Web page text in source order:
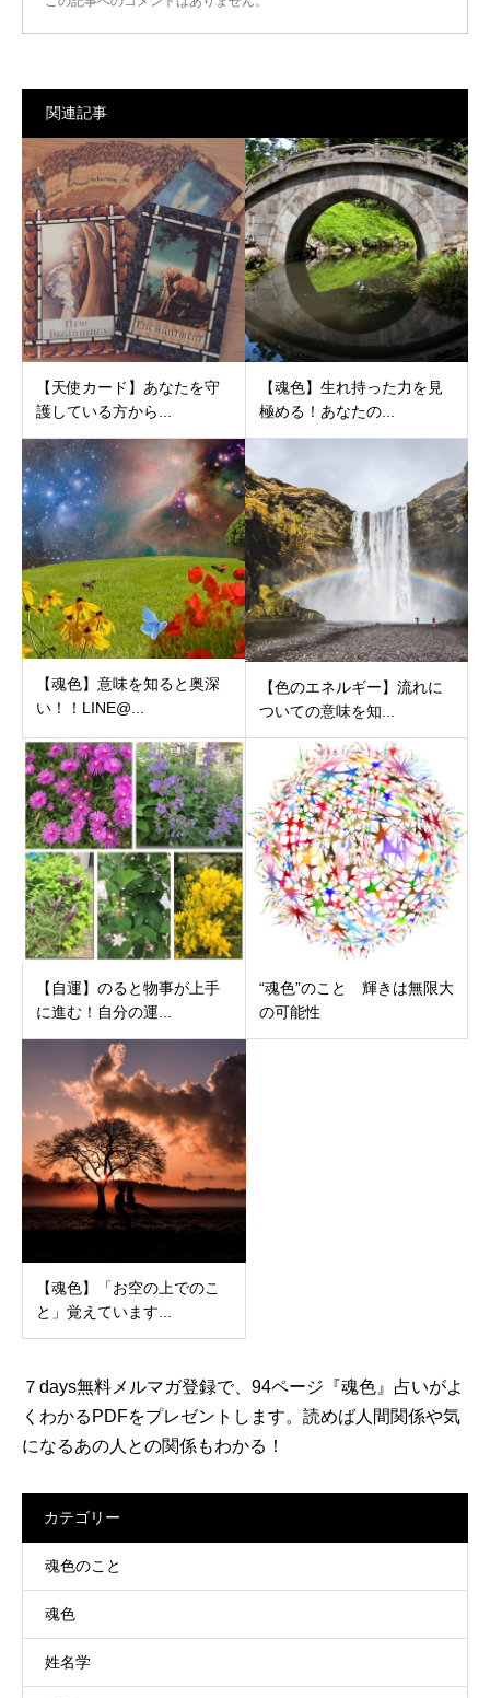
関連記事
【天使カード】あなたを守
護している方から...
【魂色】生れ持った力を見
極める！あなたの...
【魂色】意味を知ると奥深
い！！LINE@...
【色のエネルギー】流れに
ついての意味を知...
【自運】のると物事が上手
に進む！自分の運...
“魂色”のこと 輝きは無限大
の可能性
【魂色】「お空の上でのこ
と」覚えています...
７days無料メルマガ登録で、94ページ『魂色』占いがよ
くわかるPDFをプレゼントします。読めば人間関係や気
になるあの人との関係もわかる！
カテゴリー
魂色のこと
魂色
姓名学